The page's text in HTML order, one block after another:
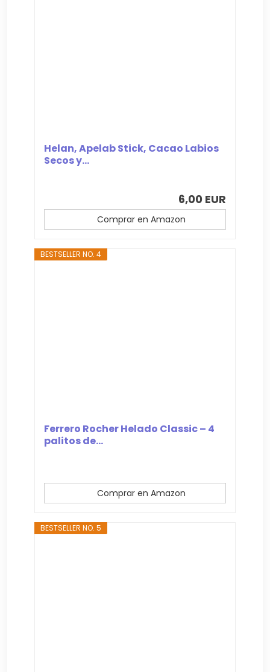
Helan, Apelab Stick, Cacao Labios
Secos y...
6,00 EUR
Comprar en Amazon
BESTSELLER NO. 4
Ferrero Rocher Helado Classic – 4
palitos de...
Comprar en Amazon
BESTSELLER NO. 5